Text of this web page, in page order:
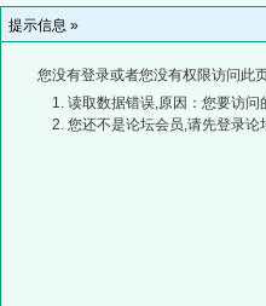
提示信息 »
您没有登录或者您没有权限访问此
读取数据错误,原因：您要访
您还不是论坛会员,请先登录论